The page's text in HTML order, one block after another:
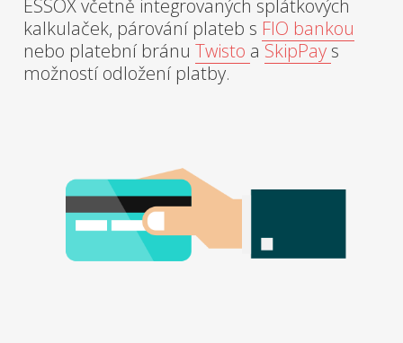
ESSOX včetně integrovaných splátkových
kalkulaček, párování plateb s FIO bankou
nebo platební bránuTwisto a SkipPay s
možností odložení platby.